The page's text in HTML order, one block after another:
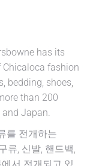
has its
fashion
bedding, shoes,
than 200
and Japan.
를 전개하는
류, 신발, 핸드백,